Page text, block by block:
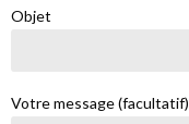
Objet
Votre message (facultatif)